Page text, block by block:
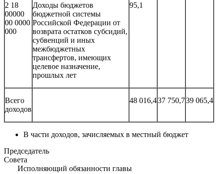
2 18
00000
00 0000
000
Доходы бюджетов
бюджетной системы
Российской Федерации от
возврата остатков субсидий,
субвенций и иных
межбюджетных
трансфертов, имеющих
целевое назначение,
прошлых лет
95,1
Всего
доходов
48 016,437 750,739 065,4
В части доходов, зачисляемых в местный бюджет
Председатель
Исполняющий обязанности главы